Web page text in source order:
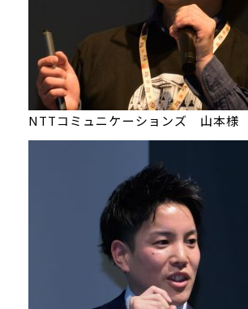
NTTコミュニケーションズ 山本様